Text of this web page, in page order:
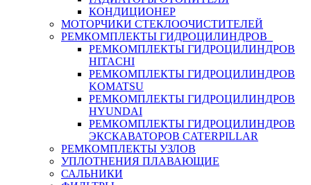
КОНДИЦИОНЕР
МОТОРЧИКИ СТЕКЛООЧИСТИТЕЛЕЙ
РЕМКОМПЛЕКТЫ ГИДРОЦИЛИНДРОВ
РЕМКОМПЛЕКТЫ ГИДРОЦИЛИНДРОВ
HITACHI
РЕМКОМПЛЕКТЫ ГИДРОЦИЛИНДРОВ
KOMATSU
РЕМКОМПЛЕКТЫ ГИДРОЦИЛИНДРОВ
HYUNDAI
РЕМКОМПЛЕКТЫ ГИДРОЦИЛИНДРОВ
ЭКСКАВАТОРОВ CATERPILLAR
РЕМКОМПЛЕКТЫ УЗЛОВ
УПЛОТНЕНИЯ ПЛАВАЮЩИЕ
САЛЬНИКИ